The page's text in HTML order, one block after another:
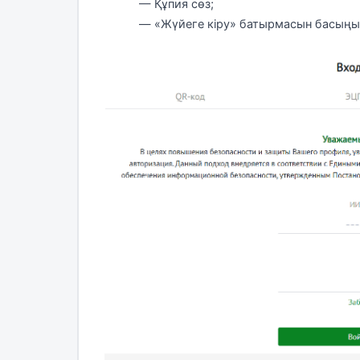
— Құпия сөз;
— «Жүйеге кіру» батырмасын